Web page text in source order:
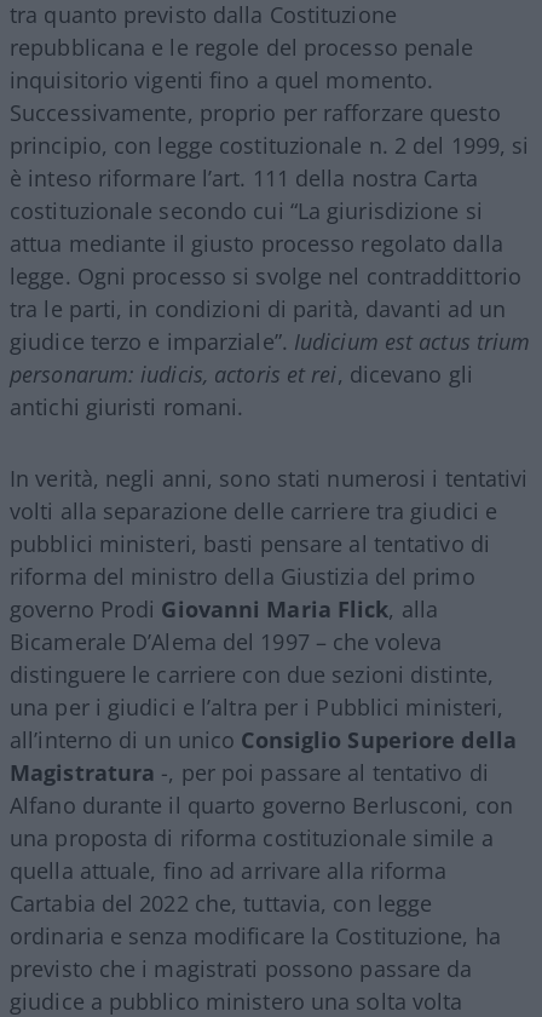
tra quanto previsto dalla Costituzione
repubblicana e le regole del processo penale
inquisitorio vigenti fino a quel momento.
Successivamente, proprio per rafforzare questo
principio, con legge costituzionale n. 2 del 1999, si
è inteso riformare l’art. 111 della nostra Carta
costituzionale secondo cui “La giurisdizione si
attua mediante il giusto processo regolato dalla
legge. Ogni processo si svolge nel contraddittorio
tra le parti, in condizioni di parità, davanti ad un
giudice terzo e imparziale”. Iudicium est actus trium
personarum: iudicis, actoris et rei, dicevano gli
antichi giuristi romani.
In verità, negli anni, sono stati numerosi i tentativi
volti alla separazione delle carriere tra giudici e
pubblici ministeri, basti pensare al tentativo di
riforma del ministro della Giustizia del primo
governo Prodi Giovanni Maria Flick, alla
Bicamerale D’Alema del 1997 – che voleva
distinguere le carriere con due sezioni distinte,
una per i giudici e l’altra per i Pubblici ministeri,
all’interno di un unico Consiglio Superiore della
Magistratura -, per poi passare al tentativo di
Alfano durante il quarto governo Berlusconi, con
una proposta di riforma costituzionale simile a
quella attuale, fino ad arrivare alla riforma
Cartabia del 2022 che, tuttavia, con legge
ordinaria e senza modificare la Costituzione, ha
previsto che i magistrati possono passare da
giudice a pubblico ministero una solta volta